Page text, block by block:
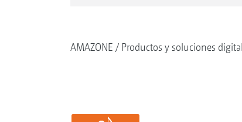
AMAZONE Productos y soluciones